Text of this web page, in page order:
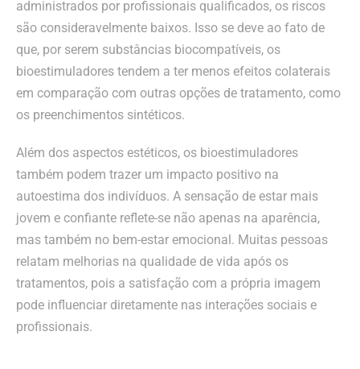
administrados por profissionais qualificados, os riscos
são consideravelmente baixos. Isso se deve ao fato de
que, por serem substâncias biocompatíveis, os
bioestimuladores tendem a ter menos efeitos colaterais
em comparação com outras opções de tratamento, como
os preenchimentos sintéticos.
Além dos aspectos estéticos, os bioestimuladores
também podem trazer um impacto positivo na
autoestima dos indivíduos. A sensação de estar mais
jovem e confiante reflete-se não apenas na aparência,
mas também no bem-estar emocional. Muitas pessoas
relatam melhorias na qualidade de vida após os
tratamentos, pois a satisfação com a própria imagem
pode influenciar diretamente nas interações sociais e
profissionais.